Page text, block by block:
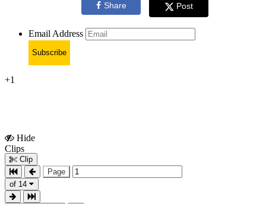
Share Post
Email Address
Subscribe
+1
Hide
Clips
Clip
Page
of 14